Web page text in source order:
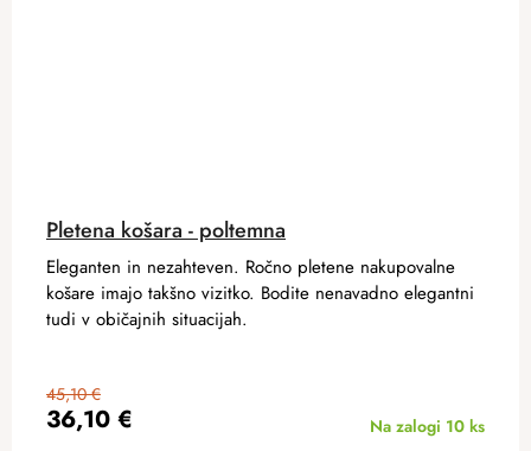
Pletena košara - poltemna
36,10 €
45,10 €
Na zalogi 10 ks
Eleganten in nezahteven. Ročno pletene nakupovalne
košare imajo takšno vizitko. Bodite nenavadno elegantni
tudi v običajnih situacijah.